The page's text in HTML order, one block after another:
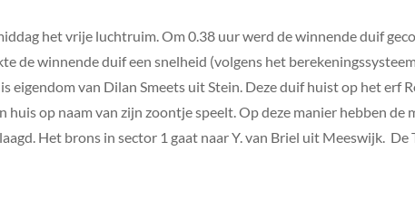
het vrije luchtruim. Om 0.38 uur werd de winnende duif
de winnende duif een snelheid (volgens het
eigendom van Dilan Smeets uit Stein. Deze duif huist op het erf
op naam van zijn zoontje speelt. Op deze manier hebben de
Het brons in sector 1 gaat naar Y. van Briel uit Meeswijk. De